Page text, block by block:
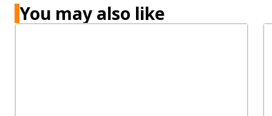
You may also like